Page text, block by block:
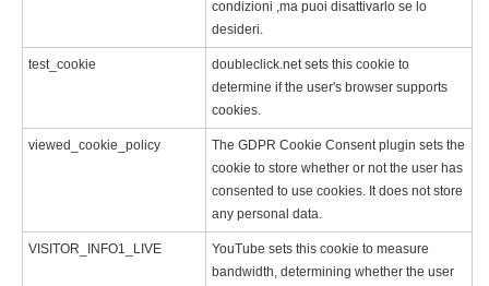
condizioni ,ma puoi disattivarlo se lo
desideri.
test_cookie
doubleclick.net sets this cookie to
determine if the user's browser supports
cookies.
viewed_cookie_policy
The GDPR Cookie Consent plugin sets the
cookie to store whether or not the user has
consented to use cookies. It does not store
any personal data.
VISITOR_INFO1_LIVE
YouTube sets this cookie to measure
bandwidth, determining whether the user